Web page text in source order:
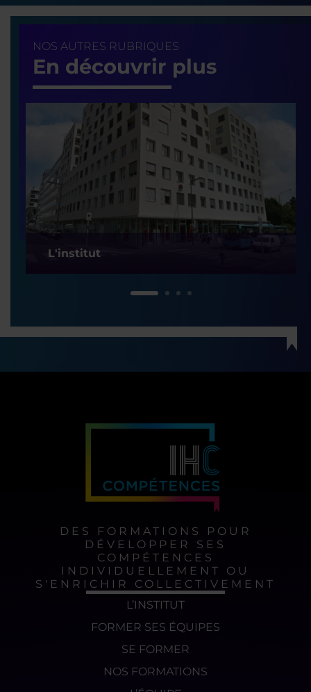
NOS AUTRES RUBRIQUES
En découvrir plus
L'institut
DES FORMATIONS POUR
DÉVELOPPER SES
COMPÉTENCES
INDIVIDUELLEMENT OU
S'ENRICHIR COLLECTIVEMENT
L’INSTITUT
FORMER SES ÉQUIPES
SE FORMER
NOS FORMATIONS